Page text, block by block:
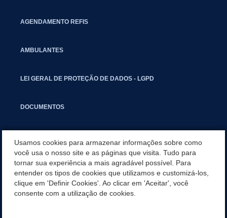
AGENDAMENTO REFIS
AMBULANTES
LEI GERAL DE PROTEÇÃO DE DADOS - LGPD
DOCUMENTOS
COMITÊ GESTOR MUNICIPAL
GUIA RÁPIDO
Usamos cookies para armazenar informações sobre como
você usa o nosso site e as páginas que visita. Tudo para
tornar sua experiência a mais agradável possível. Para
entender os tipos de cookies que utilizamos e customizá-los,
clique em 'Definir Cookies'. Ao clicar em 'Aceitar', você
consente com a utilização de cookies.